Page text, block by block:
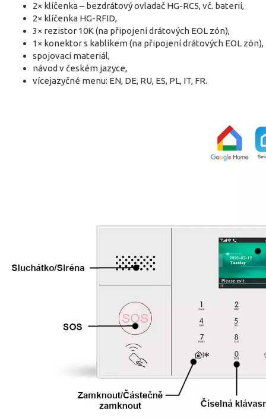
2× klíčenka – bezdrátový ovladač HG-RC5, vč. baterií,
2× klíčenka HG-RFID,
3× rezistor 10K (na připojení drátových EOL zón),
1× konektor s kablíkem (na připojení drátových EOL zón),
spojovací materiál,
návod v českém jazyce,
vícejazyčné menu: EN, DE, RU, ES, PL, IT, FR.